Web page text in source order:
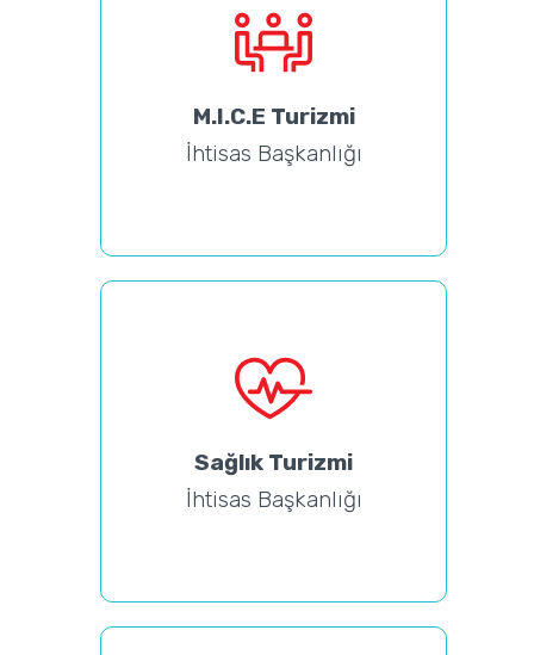
M.I.C.E Turizmi
İhtisas Başkanlığı
Sağlık Turizmi
İhtisas Başkanlığı